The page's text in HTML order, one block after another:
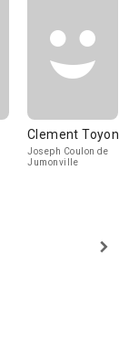
Clement Toyon
Joseph Coulon de
Jumonville